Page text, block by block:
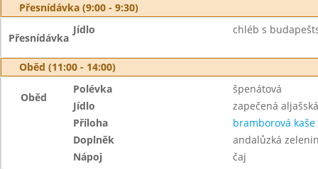
Přesnídávka (9:00 - 9:30)
Přesnídávka
Jídlo chléb s
Oběd (11:00 - 14:00)
Oběd
Polévka
špenátová
Jídlo
zapečená
Příloha
bramborová kaše
Doplněk
andalůzká
Nápoj
čaj